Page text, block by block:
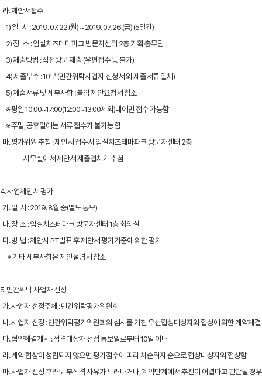
라. 제안서접수
1) 일 시 : 2019. 07. 22.(월) ~ 2019. 07. 26.(금) (5일간)
2) 장 소 : 임실치즈테마파크 방문자센터 2층 기획·총무팀
3) 제출방법 : 직접방문 제출 (우편접수 등 불가)
4) 제출부수 : 10부 (민간위탁사업자 신청서 외 제출서류 일체)
5) 제출서류 및 세부사항 : 붙임 제안요청서 참조
※ 평일 10:00~17:00(12:00~13:00제외)내에만 접수 가능함
※ 주말, 공휴일에는 서류 접수가 불가능 함
마. 평가위원 추첨 : 제안서 접수시 임실치즈테마파크 방문자센터 2층
사무실에서 제안서 제출업체가 추첨
4. 사업제안서 평가
가. 일 시 : 2019. 8월 중(별도 통보)
나. 장 소 : 임실치즈테마크 방문자센터 1층 회의실
다. 방 법 : 제안사 PT발표 후 제안서 평가기준에 의한 평가
※ 기타 세부사항은 제안설명서 참조
5. 민간위탁 사업자 선정
가. 사업자 선정주체 : 민간위탁평가위원회
나. 사업자 선정 : 민간위탁평가위원회의 심사를 거친 우선협상대상자와 협상에 의한 계약체결
다. 협약체결개시 : 적격대상자 선정 통보일로부터 10일 이내
라. 계약 협상이 성립되지 않으면 평가점수에 따라 차순위자 순으로 협상대상자와 협상함
마. 사업자 선정 후라도 부적격 사유가 드러나거나, 계약단계에서 추진이 어렵다고 판단될 경우